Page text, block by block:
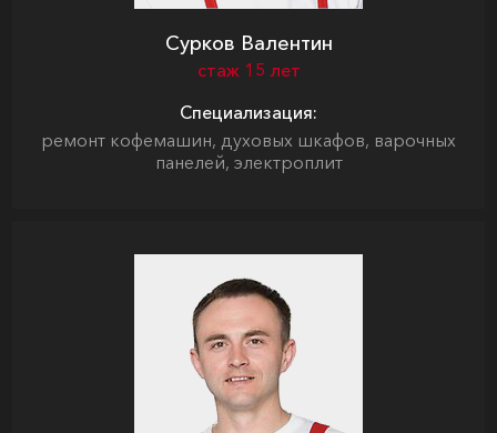
Сурков Валентин
стаж 15 лет
Специализация:
ремонт кофемашин, духовых шкафов, варочных
панелей, электроплит